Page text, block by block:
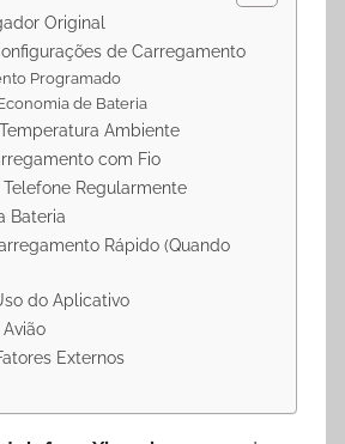
Original
de Carregamento
Programado
de Bateria
Ambiente
com Fio
Regularmente
Bateria
Rápido (Quando
do Aplicativo
Externos